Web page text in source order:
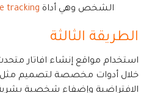
الشخص وهي أداة tracking
الطريقة الثالثة
استخدام مواقع إنشاء افاتار
خلال أدوات مخصصة لتصميم
الافتراضية وإضفاء شخصية